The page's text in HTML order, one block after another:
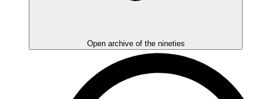
Open archive of the nineties